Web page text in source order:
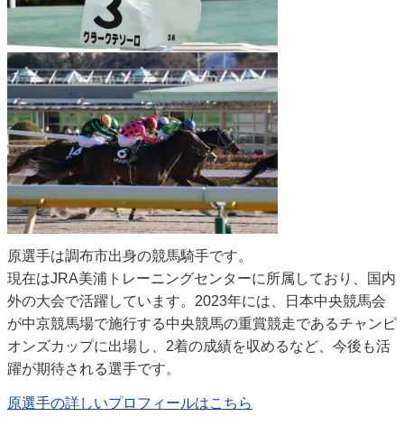
原選手は調布市出身の競馬騎手です。
現在はJRA美浦トレーニングセンターに所属しており、国内
外の大会で活躍しています。2023年には、日本中央競馬会
が中京競馬場で施行する中央競馬の重賞競走であるチャンピ
オンズカップに出場し、2着の成績を収めるなど、今後も活
躍が期待される選手です。
原選手の詳しいプロフィールはこちら